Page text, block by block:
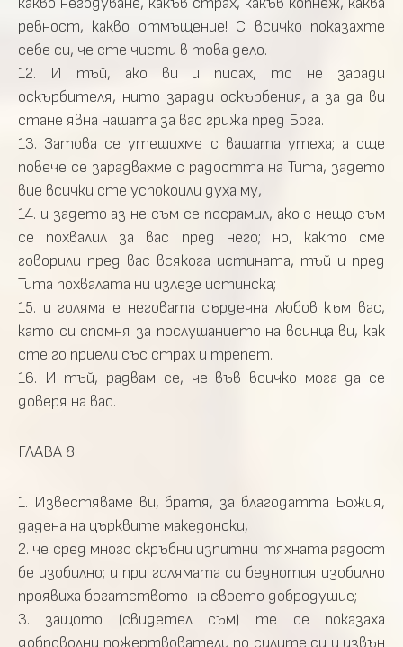
ревност, какво отмъщение! С всичко показахте
себе си, че сте чисти в това дело.
12. И тъй, ако ви и писах, то не заради
оскърбителя, нито заради оскърбения, а за да ви
стане явна нашата за вас грижа пред Бога.
13. Затова се утешихме с вашата утеха; а още
повече се зарадвахме с радостта на Тита, задето
вие всички сте успокоили духа му,
14. и задето аз не съм се посрамил, ако с нещо съм
се похвалил за вас пред него; но, както сме
говорили пред вас всякога истината, тъй и пред
Тита похвалата ни излезе истинска;
15. и голяма е неговата сърдечна любов към вас,
като си спомня за послушанието на всинца ви, как
сте го приели със страх и трепет.
16. И тъй, радвам се, че във всичко мога да се
доверя на вас.
ГЛАВА 8.
1. Известяваме ви, братя, за благодатта Божия,
дадена на църквите македонски,
2. че сред много скръбни изпитни тяхната радост
бе изобилно; и при голямата си беднотия изобилно
проявиха богатството на своето добродушие;
3. защото (свидетел съм) те се показаха
доброволни пожертвователи по силите си и извън